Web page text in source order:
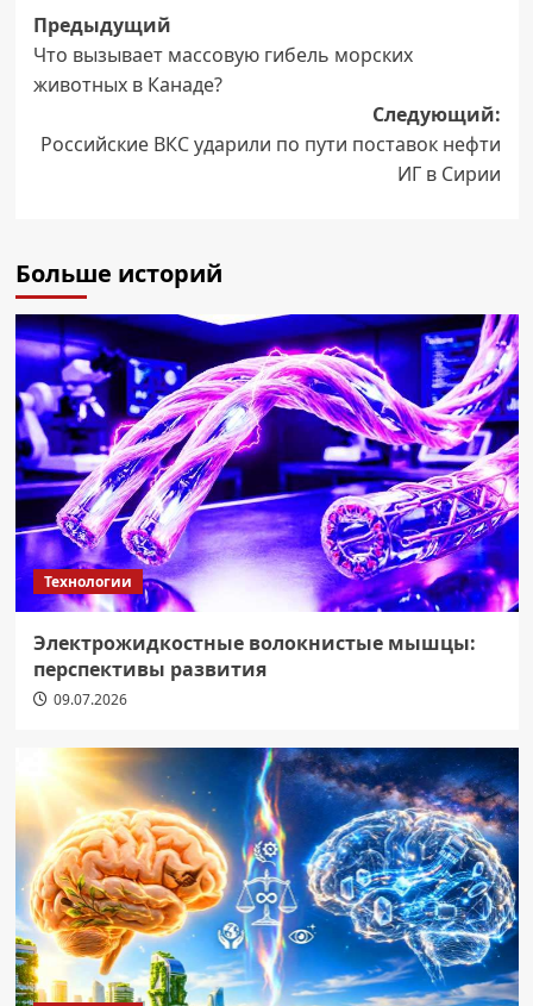
Навигация
записи
Предыдущий
Что вызывает массовую гибель морских
животных в Канаде?
Следующий:
Российские ВКС ударили по пути поставок нефти
ИГ в Сирии
Больше историй
Технологии
Электрожидкостные волокнистые мышцы:
перспективы развития
09.07.2026